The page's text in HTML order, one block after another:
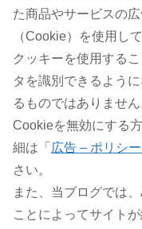
た商品やサービスの
（Cookie）を使用し
クッキーを使用する
タを識別できるよう
るものではありません
Cookieを無効にする
細は「 広告 – ポリシ
さい。
また、当ブログでは
ことによってサイト